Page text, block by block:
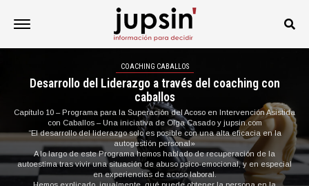
COACHING CABALLOS
Desarrollo del Liderazgo a través del coaching con
caballos
Capítulo 10 – Programa para la Superación del Acoso en Intervención Asistida
con Caballos – Una iniciativa de Olga Casado y jupsin.com
“El desarrollo del liderazgo solo es posible con una alta eficacia en la
autogestión personal»
A lo largo de este Programa hemos hablado de recuperación de la
autoestima tras vivir una situación de abuso psico-emocional, y en especial
en experiencias de acoso laboral.